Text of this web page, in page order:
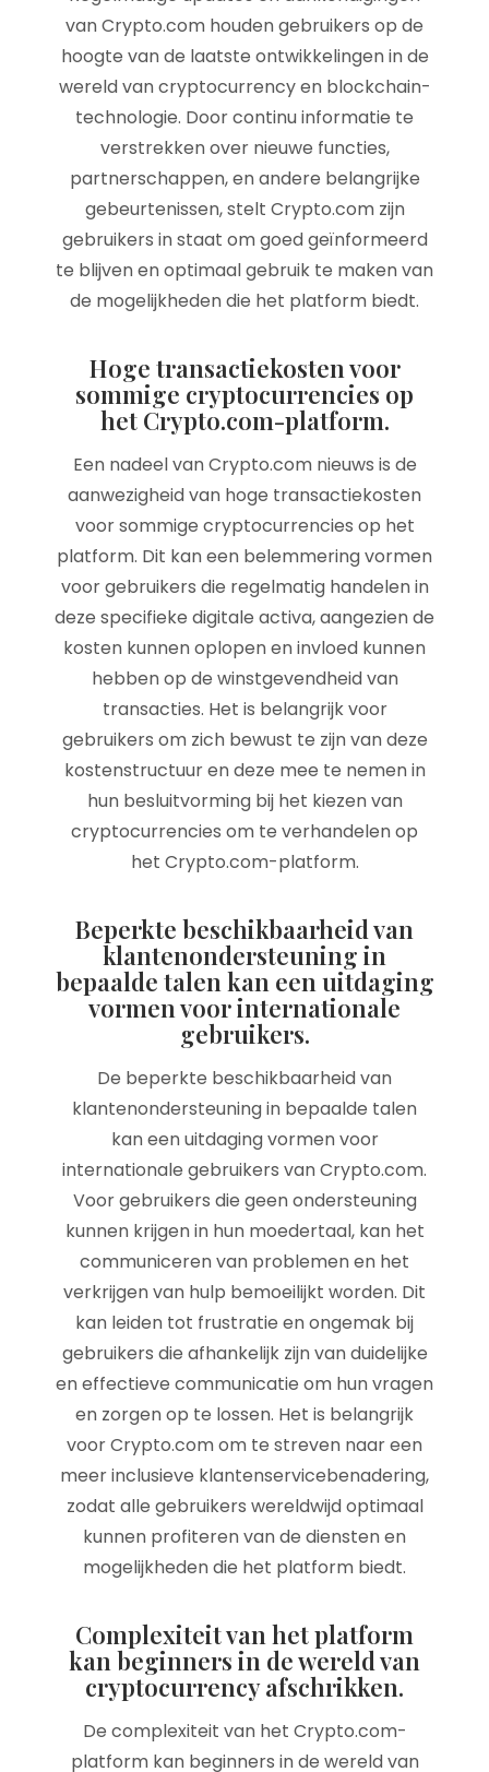
van Crypto.com houden gebruikers op de
hoogte van de laatste ontwikkelingen in de
wereld van cryptocurrency en blockchain-
technologie. Door continu informatie te
verstrekken over nieuwe functies,
partnerschappen, en andere belangrijke
gebeurtenissen, stelt Crypto.com zijn
gebruikers in staat om goed geïnformeerd
te blijven en optimaal gebruik te maken van
de mogelijkheden die het platform biedt.
Hoge transactiekosten voor
sommige cryptocurrencies op
het Crypto.com-platform.
Een nadeel van Crypto.com nieuws is de
aanwezigheid van hoge transactiekosten
voor sommige cryptocurrencies op het
platform. Dit kan een belemmering vormen
voor gebruikers die regelmatig handelen in
deze specifieke digitale activa, aangezien de
kosten kunnen oplopen en invloed kunnen
hebben op de winstgevendheid van
transacties. Het is belangrijk voor
gebruikers om zich bewust te zijn van deze
kostenstructuur en deze mee te nemen in
hun besluitvorming bij het kiezen van
cryptocurrencies om te verhandelen op
het Crypto.com-platform.
Beperkte beschikbaarheid van
klantenondersteuning in
bepaalde talen kan een uitdaging
vormen voor internationale
gebruikers.
De beperkte beschikbaarheid van
klantenondersteuning in bepaalde talen
kan een uitdaging vormen voor
internationale gebruikers van Crypto.com.
Voor gebruikers die geen ondersteuning
kunnen krijgen in hun moedertaal, kan het
communiceren van problemen en het
verkrijgen van hulp bemoeilijkt worden. Dit
kan leiden tot frustratie en ongemak bij
gebruikers die afhankelijk zijn van duidelijke
en effectieve communicatie om hun vragen
en zorgen op te lossen. Het is belangrijk
voor Crypto.com om te streven naar een
meer inclusieve klantenservicebenadering,
zodat alle gebruikers wereldwijd optimaal
kunnen profiteren van de diensten en
mogelijkheden die het platform biedt.
Complexiteit van het platform
kan beginners in de wereld van
cryptocurrency afschrikken.
De complexiteit van het Crypto.com-
platform kan beginners in de wereld van